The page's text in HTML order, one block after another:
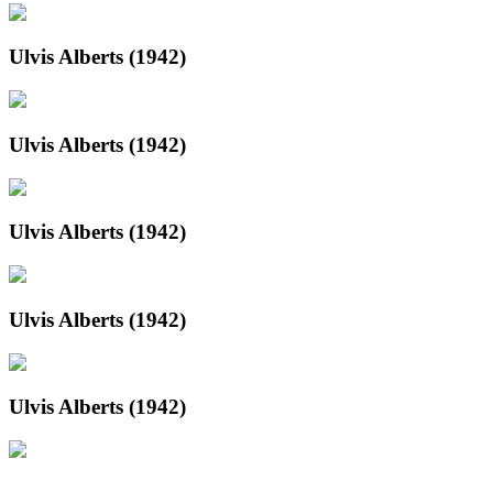
Ulvis Alberts (1942)
Ulvis Alberts (1942)
Ulvis Alberts (1942)
Ulvis Alberts (1942)
Ulvis Alberts (1942)